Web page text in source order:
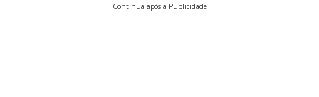
Continua após a Publicidade